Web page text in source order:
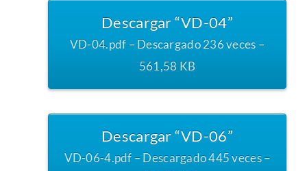
Descargar “VD-04”
VD-04.pdf – Descargado 236 veces –
561,58 KB
Descargar “VD-06”
VD-06-4.pdf – Descargado 445 veces –